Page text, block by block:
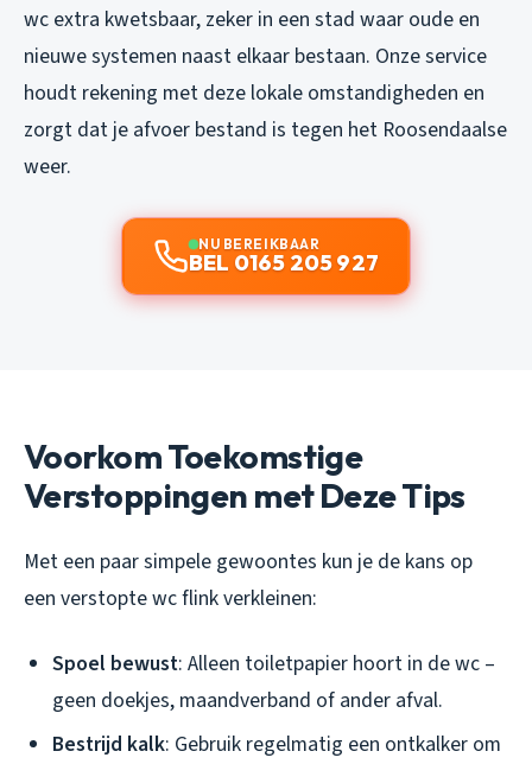
wc extra kwetsbaar, zeker in een stad waar oude en
nieuwe systemen naast elkaar bestaan. Onze service
houdt rekening met deze lokale omstandigheden en
zorgt dat je afvoer bestand is tegen het Roosendaalse
weer.
NU BEREIKBAAR
BEL 0165 205 927
Voorkom Toekomstige
Verstoppingen met Deze Tips
Met een paar simpele gewoontes kun je de kans op
een verstopte wc flink verkleinen:
Spoel bewust: Alleen toiletpapier hoort in de wc –
geen doekjes, maandverband of ander afval.
Bestrijd kalk: Gebruik regelmatig een ontkalker om